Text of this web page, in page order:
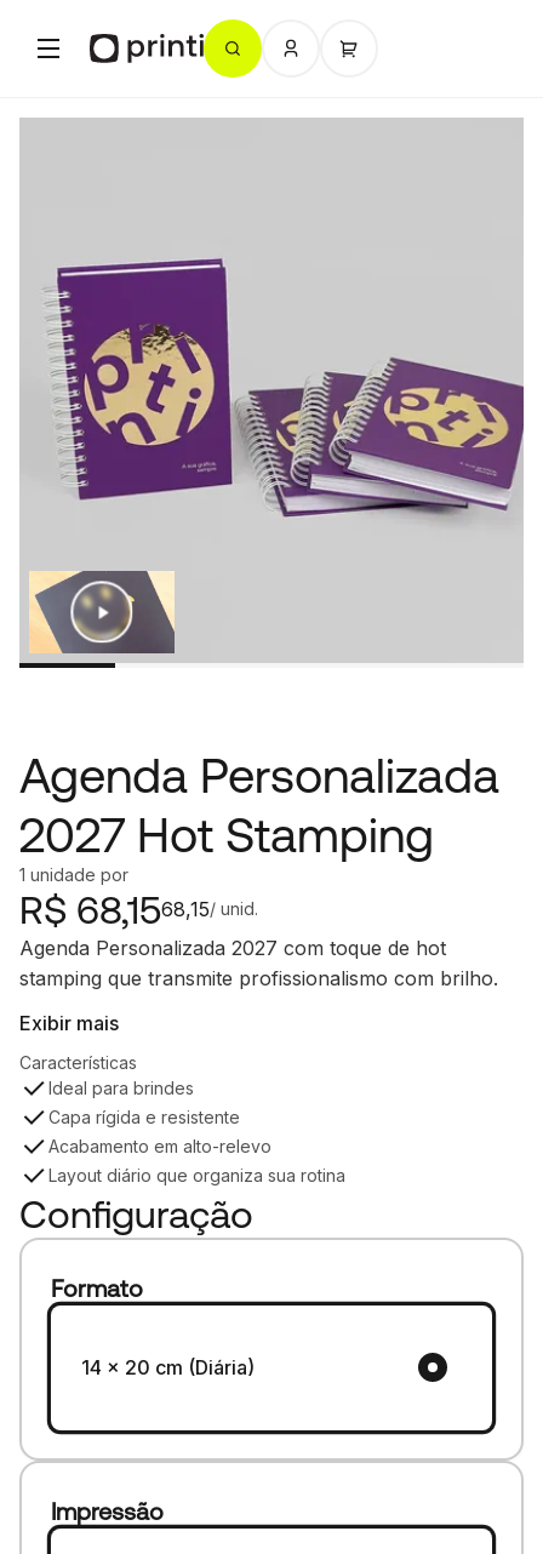
Agenda Personalizada
2027 Hot Stamping
1 unidade por
R$ 68,15 / unid.
68,15
Agenda Personalizada 2027 com toque de hot
stamping que transmite profissionalismo com brilho.
Exibir mais
Características
Ideal para brindes
Capa rígida e resistente
Acabamento em alto-relevo
Layout diário que organiza sua rotina
Configuração
Formato
14 x 20 cm (Diária)
Impressão